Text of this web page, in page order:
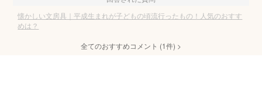
懐かしい文房具｜平成生まれが子どもの頃流行ったもの！人気のおすす
めは？
全てのおすすめコメント (1件) >